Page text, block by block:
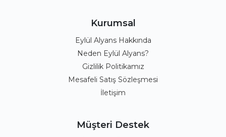
Kurumsal
Eylül Alyans Hakkında
Neden Eylül Alyans?
Gizlilik Politikamız
Mesafeli Satış Sözleşmesi
İletişim
Müşteri Destek